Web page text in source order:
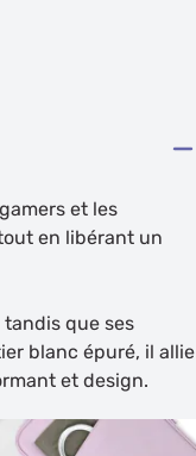
et les
en libérant un
tandis que ses
blanc épuré, il allie
et design.